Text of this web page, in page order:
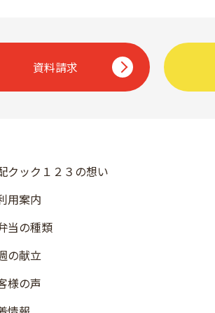
資料請求
クック１２３の想い
用案内
当の種類
の献立
様の声